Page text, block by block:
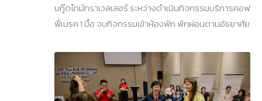
นกู๊ดไทม์ทราเวลเลอร์ ระหว่างดำเนินกิจกรรมบริการคอฟ
ฟี่เบรค 1 มื้อ จบกิจกรรมเข้าห้องพัก พักผ่อนตามอัธยาศัย